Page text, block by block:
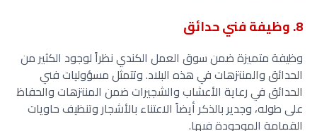
8. وظيفة فني حدائق
وظيفة متميزة ضمن سوق العمل الكندي نظراً لوجود الكثير من
الحدائق والمنتزهات في هذه البلاد. وتتمثل مسؤوليات فني
الحدائق في رعاية الأعشاب والشجيرات ضمن المنتزهات والحفاظ
على طوله، وجدير بالذكر أيضاً الاعتناء بالأشجار وتنظيف حاويات
القمامة الموجودة فيها.